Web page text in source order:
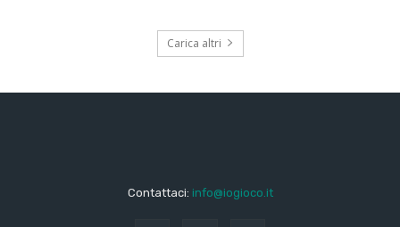
Carica altri
Contattaci: info@iogioco.it